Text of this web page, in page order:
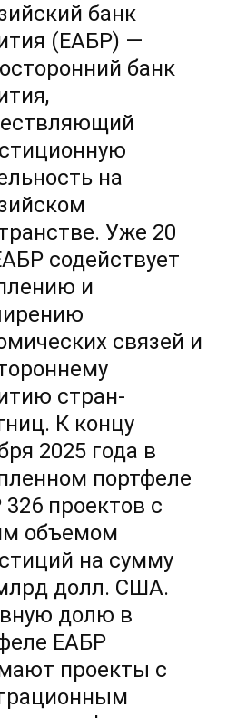
банк
(ЕАБР) —
банк
на
Уже 20
содействует
и
связей и
стран-
К концу
2025 года в
портфеле
проектов с
объемом
на сумму
долл. США.
долю в
ЕАБР
проекты с